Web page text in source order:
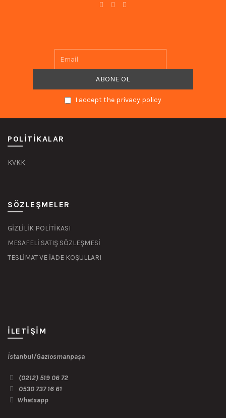
I accept the privacy policy
POLITIKALAR
KVKK
SÖZLEŞMELER
GİZLİLİK POLİTİKASI
MESAFELİ SATIŞ SÖZLEŞMESİ
TESLİMAT VE İADE KOŞULLARI
İLETIŞIM
İstanbul/Gaziosmanpaşa
(0212) 519 06 72
0530 737 16 61
Whatsapp